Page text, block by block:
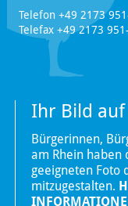
Telefon +49 2173
Telefax +49 2173
Ihr Bild
Bürgerinnen,
am Rhein haben
geeigneten Foto
mitzugestalten.